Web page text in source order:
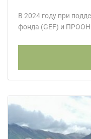
В 2024 году при
фонда (GEF) и ПРООН